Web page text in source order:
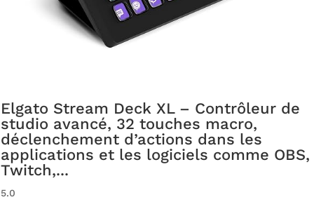
Elgato Stream Deck XL – Contrôleur de
studio avancé, 32 touches macro,
déclenchement d’actions dans les
applications et les logiciels comme OBS,
Twitch,...
5.0